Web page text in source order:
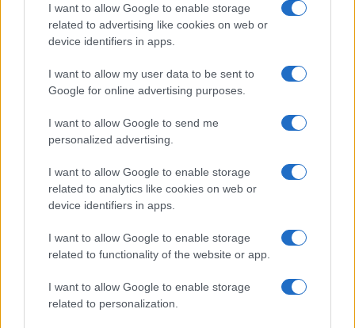
I want to allow Google to enable storage
related to advertising like cookies on web or
device identifiers in apps.
I want to allow my user data to be sent to
Google for online advertising purposes.
I want to allow Google to send me
personalized advertising.
I want to allow Google to enable storage
related to analytics like cookies on web or
device identifiers in apps.
I want to allow Google to enable storage
related to functionality of the website or app.
I want to allow Google to enable storage
related to personalization.
Continuez la lecture
CRYPTO-MONNAIES